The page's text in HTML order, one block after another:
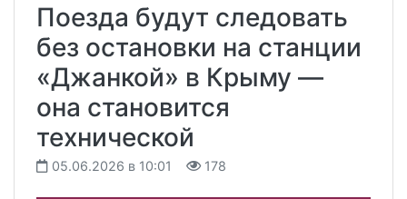
Поезда будут следовать
без остановки на станции
«Джанкой» в Крыму —
она становится
технической
05.06.2026 в 10:01 178